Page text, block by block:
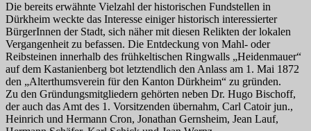
Die bereits erwähnte Vielzahl der historischen Fundstellen in
Dürkheim weckte das Interesse einiger historisch interessierter
BürgerInnen der Stadt, sich näher mit diesen Relikten der lokalen
Vergangenheit zu befassen. Die Entdeckung von Mahl- oder
Reibsteinen innerhalb des frühkeltischen Ringwalls „Heidenmauer“
auf dem Kastanienberg bot letztendlich den Anlass am 1. Mai 1872
den „Alterthumsverein für den Kanton Dürkheim“ zu gründen.
Zu den Gründungsmitgliedern gehörten neben Dr. Hugo Bischoff,
der auch das Amt des 1. Vorsitzenden übernahm, Carl Catoir jun.,
Heinrich und Hermann Cron, Jonathan Gernsheim, Jean Lauf,